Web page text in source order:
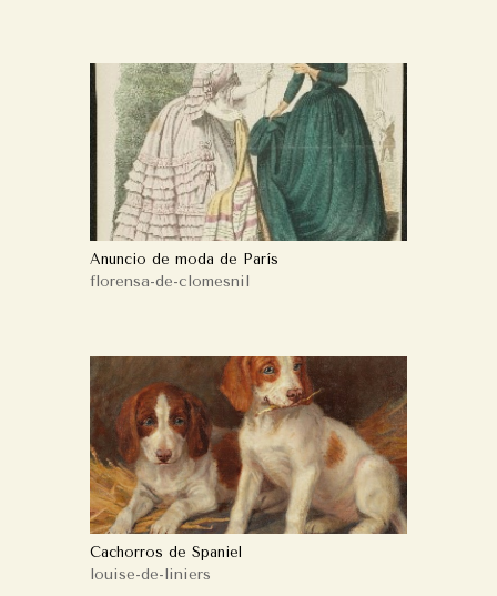
Anuncio de moda de París
florensa-de-clomesnil
Cachorros de Spaniel
louise-de-liniers